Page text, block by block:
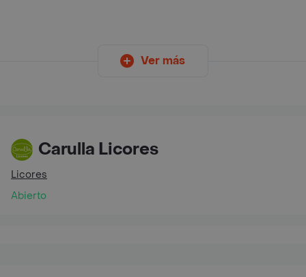
Ver más
Carulla Licores
Licores
Abierto